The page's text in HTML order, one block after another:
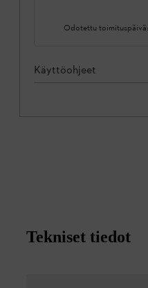
Odotettu toimituspäivä:
Käyttöohjeet
Tekniset tiedot